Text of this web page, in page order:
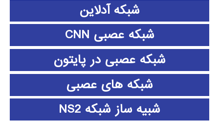
شبکه آدلاین
شبکه عصبی CNN
شبکه عصبی در پایتون
شبکه های عصبی
شبیه ساز شبکه NS2